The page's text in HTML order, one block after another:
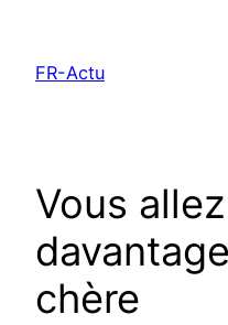
contenu
FR-Actu
Vous
chère